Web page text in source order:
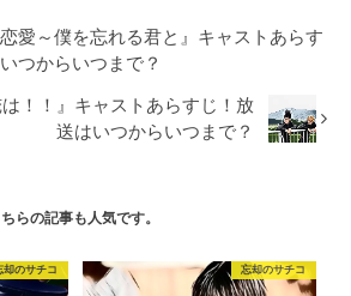
愛～僕を忘れる君と』キャストあらす
つからいつまで？
！！』キャストあらすじ！放
送はいつからいつまで？
らの記事も人気です。
却のサチコ 忘却のサチコ